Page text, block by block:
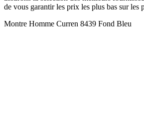
de vous garantir les prix les plus bas sur les
Montre Homme Curren 8439 Fond Bleu